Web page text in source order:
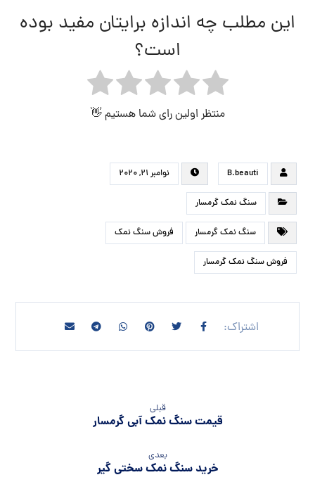
این مطلب چه اندازه برایتان مفید بوده
است؟
منتظر اولین رای شما هستیم 👋
B.beauti نوامبر ۲۱, ۲۰۲۰
سنگ نمک گرمسار
سنگ نمک گرمسار فروش سنگ نمک
فروش سنگ نمک گرمسار
قبلی
قیمت سنگ نمک آبی گرمسار
بعدی
خرید سنگ نمک سختی گیر